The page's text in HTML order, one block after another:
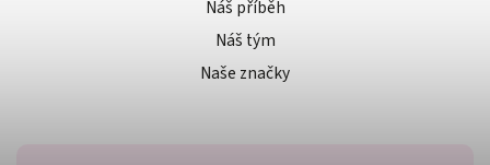
Náš příběh
Náš tým
Naše značky